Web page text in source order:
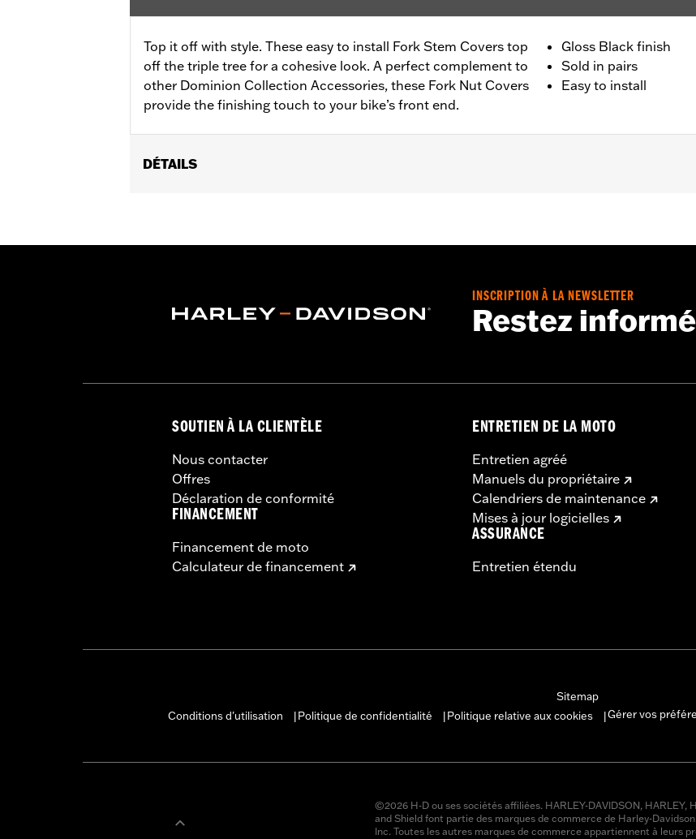
Top it off with style. These easy to install Fork Stem Covers top
off the triple tree for a cohesive look. A perfect complement to
other Dominion Collection Accessories, these Fork Nut Covers
provide the finishing touch to your bike’s front end.
Gloss Black finish
Sold in pairs
Easy to install
DÉTAILS
FLSTFB, FLSTFBS and FLSTN and ’86-’17 FLSTC models.
In the Box:2 Upper Fork Nut Covers, set screws, allen wrench and instructions
INSCRIPTION À LA NEWSLETTER
Restez informé
SOUTIEN À LA CLIENTÈLE
Nous contacter
Offres
Déclaration de conformité
FINANCEMENT
Financement de moto
Calculateur de financement
ENTRETIEN DE LA MOTO
Entretien agréé
Manuels du propriétaire
Calendriers de maintenance
Mises à jour logicielles
ASSURANCE
Entretien étendu
Sitemap
Conditions d'utilisation
Politique de confidentialité Politique relative aux cookies Gérer vos
©2026 H-D ou ses sociétés affiliées. HARLEY-DAVIDSON, HARLEY,
and Shield font partie des marques de commerce de Harley-
Inc. Toutes les autres marques de commerce appartiennent à leurs